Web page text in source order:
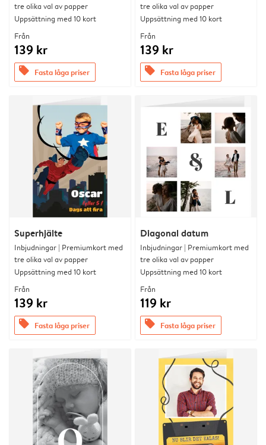
tre olika val av papper
Uppsättning med 10 kort
Från
139 kr
offers Fasta låga priser
tre olika val av papper
Uppsättning med 10 kort
Från
139 kr
offers Fasta låga priser
Superhjälte
Inbjudningar | Premiumkort med
tre olika val av papper
Uppsättning med 10 kort
Från
139 kr
offers Fasta låga priser
Diagonal datum
Inbjudningar | Premiumkort med
tre olika val av papper
Uppsättning med 10 kort
Från
119 kr
offers Fasta låga priser